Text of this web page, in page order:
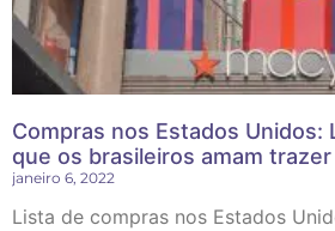
Compras nos Estados Unidos:
que os brasileiros amam trazer
janeiro 6, 2022
Lista de compras nos Estados